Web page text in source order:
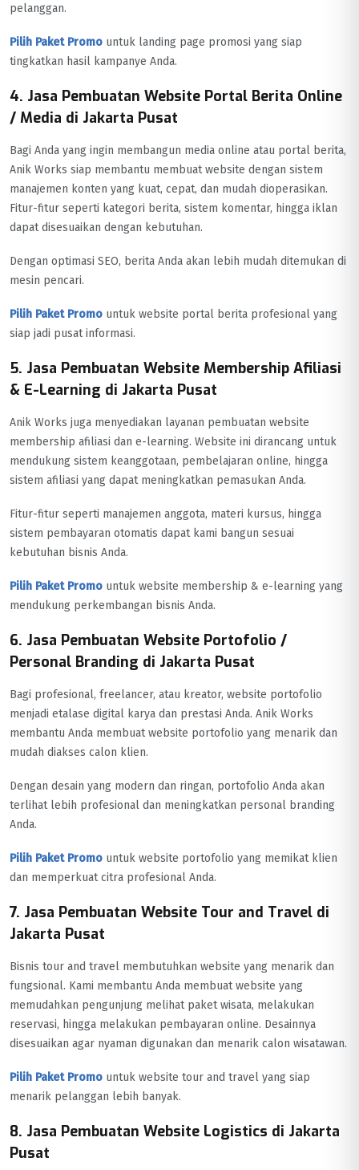
pelanggan.
Pilih Paket Promo untuk landing page promosi yang siap
tingkatkan hasil kampanye Anda.
4. Jasa Pembuatan Website Portal Berita Online
/ Media di Jakarta Pusat
Bagi Anda yang ingin membangun media online atau portal berita,
Anik Works siap membantu membuat website dengan sistem
manajemen konten yang kuat, cepat, dan mudah dioperasikan.
Fitur-fitur seperti kategori berita, sistem komentar, hingga iklan
dapat disesuaikan dengan kebutuhan.
Dengan optimasi SEO, berita Anda akan lebih mudah ditemukan di
mesin pencari.
Pilih Paket Promo untuk website portal berita profesional yang
siap jadi pusat informasi.
5. Jasa Pembuatan Website Membership Afiliasi
& E-Learning di Jakarta Pusat
Anik Works juga menyediakan layanan pembuatan website
membership afiliasi dan e-learning. Website ini dirancang untuk
mendukung sistem keanggotaan, pembelajaran online, hingga
sistem afiliasi yang dapat meningkatkan pemasukan Anda.
Fitur-fitur seperti manajemen anggota, materi kursus, hingga
sistem pembayaran otomatis dapat kami bangun sesuai
kebutuhan bisnis Anda.
Pilih Paket Promo untuk website membership & e-learning yang
mendukung perkembangan bisnis Anda.
6. Jasa Pembuatan Website Portofolio /
Personal Branding di Jakarta Pusat
Bagi profesional, freelancer, atau kreator, website portofolio
menjadi etalase digital karya dan prestasi Anda. Anik Works
membantu Anda membuat website portofolio yang menarik dan
mudah diakses calon klien.
Dengan desain yang modern dan ringan, portofolio Anda akan
terlihat lebih profesional dan meningkatkan personal branding
Anda.
Pilih Paket Promo untuk website portofolio yang memikat klien
dan memperkuat citra profesional Anda.
7. Jasa Pembuatan Website Tour and Travel di
Jakarta Pusat
Bisnis tour and travel membutuhkan website yang menarik dan
fungsional. Kami membantu Anda membuat website yang
memudahkan pengunjung melihat paket wisata, melakukan
reservasi, hingga melakukan pembayaran online. Desainnya
disesuaikan agar nyaman digunakan dan menarik calon wisatawan.
Pilih Paket Promo untuk website tour and travel yang siap
menarik pelanggan lebih banyak.
8. Jasa Pembuatan Website Logistics di Jakarta
Pusat